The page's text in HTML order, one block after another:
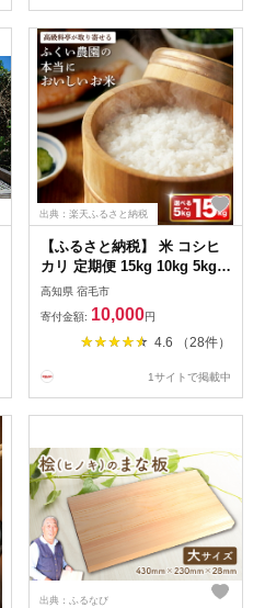
出典：楽天ふるさと納税
【ふるさと納税】 米 コシヒ
カリ 定期便 15kg 10kg 5kg
ヒノヒカリ 米 ふるさと納税
お米 ふるさと納税米 ふるさ
と米 5kg ふるさと納税米
10kg 15kg お米 こしひかり
精米 白米 人気ブランド 米 こ
高知県 宿毛市
寄付金額: 10,000円
4.6 （28件）
1サイトで掲載中
出典：ふるなび